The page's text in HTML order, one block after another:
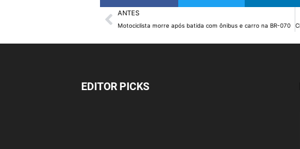
ANTES
Motociclista morre após batida com ônibus e carro na BR-070
EDITOR PICKS